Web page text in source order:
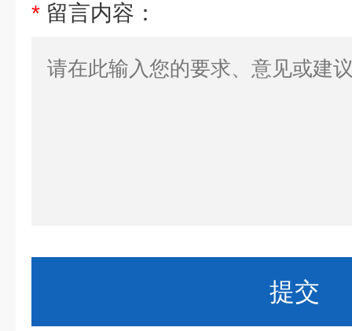
* 留言内容：